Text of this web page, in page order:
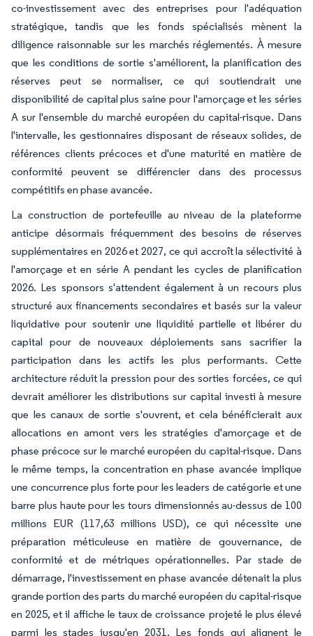
co-investissement avec des entreprises pour l'adéquation
stratégique, tandis que les fonds spécialisés mènent la
diligence raisonnable sur les marchés réglementés. À mesure
que les conditions de sortie s'améliorent, la planification des
réserves peut se normaliser, ce qui soutiendrait une
disponibilité de capital plus saine pour l'amorçage et les séries
A sur l'ensemble du marché européen du capital-risque. Dans
l'intervalle, les gestionnaires disposant de réseaux solides, de
références clients précoces et d'une maturité en matière de
conformité peuvent se différencier dans des processus
compétitifs en phase avancée.
La construction de portefeuille au niveau de la plateforme
anticipe désormais fréquemment des besoins de réserves
supplémentaires en 2026 et 2027, ce qui accroît la sélectivité à
l'amorçage et en série A pendant les cycles de planification
2026. Les sponsors s'attendent également à un recours plus
structuré aux financements secondaires et basés sur la valeur
liquidative pour soutenir une liquidité partielle et libérer du
capital pour de nouveaux déploiements sans sacrifier la
participation dans les actifs les plus performants. Cette
architecture réduit la pression pour des sorties forcées, ce qui
devrait améliorer les distributions sur capital investi à mesure
que les canaux de sortie s'ouvrent, et cela bénéficierait aux
allocations en amont vers les stratégies d'amorçage et de
phase précoce sur le marché européen du capital-risque. Dans
le même temps, la concentration en phase avancée implique
une concurrence plus forte pour les leaders de catégorie et une
barre plus haute pour les tours dimensionnés au-dessus de 100
millions EUR (117,63 millions USD), ce qui nécessite une
préparation méticuleuse en matière de gouvernance, de
conformité et de métriques opérationnelles. Par stade de
démarrage, l'investissement en phase avancée détenait la plus
grande portion des parts du marché européen du capital-risque
en 2025, et il affiche le taux de croissance projeté le plus élevé
parmi les stades jusqu'en 2031. Les fonds qui alignent le